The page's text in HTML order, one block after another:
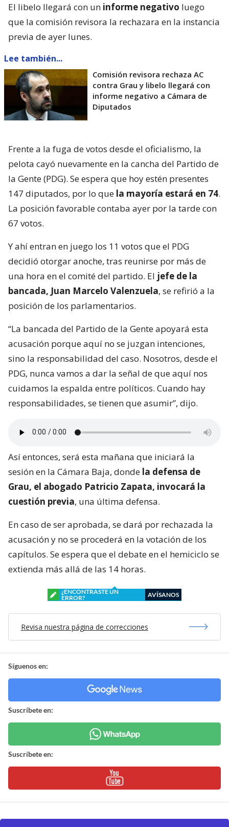
El libelo llegará con un informe negativo luego
que la comisión revisora la rechazara en la instancia
previa de ayer lunes.
Lee también...
Comisión revisora rechaza AC
contra Grau y libelo llegará con
informe negativo a Cámara de
Diputados
Frente a la fuga de votos desde el oficialismo, la
pelota cayó nuevamente en la cancha del Partido de
la Gente (PDG). Se espera que hoy estén presentes
147 diputados, por lo que la mayoría estará en 74.
La posición favorable contaba ayer por la tarde con
67 votos.
Y ahí entran en juego los 11 votos que el PDG
decidió otorgar anoche, tras reunirse por más de
una hora en el comité del partido. El jefe de la
bancada, Juan Marcelo Valenzuela, se refirió a la
posición de los parlamentarios.
“La bancada del Partido de la Gente apoyará esta
acusación porque aquí no se juzgan intenciones,
sino la responsabilidad del caso. Nosotros, desde el
PDG, nunca vamos a dar la señal de que aquí nos
cuidamos la espalda entre políticos. Cuando hay
responsabilidades, se tienen que asumir”, dijo.
Así entonces, será esta mañana que iniciará la
sesión en la Cámara Baja, donde la defensa de
Grau, el abogado Patricio Zapata, invocará la
cuestión previa, una última defensa.
En caso de ser aprobada, se dará por rechazada la
acusación y no se procederá en la votación de los
capítulos. Se espera que el debate en el hemiciclo se
extienda más allá de las 14 horas.
¿ENCONTRASTE UN
ERROR?
AVÍSANOS
Revisa nuestra página de correcciones
Síguenos en:
Suscríbete en:
Suscríbete en: